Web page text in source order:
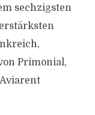
sechzigsten
Primonial,